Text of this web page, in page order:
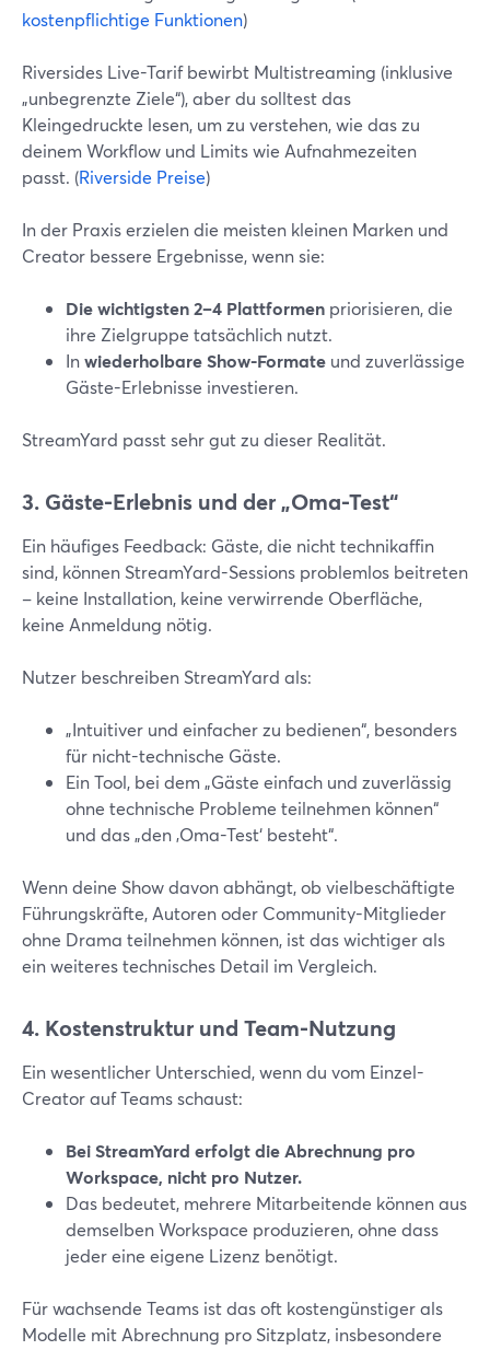
kostenpflichtige Funktionen)
Riversides Live-Tarif bewirbt Multistreaming (inklusive
„unbegrenzte Ziele“), aber du solltest das
Kleingedruckte lesen, um zu verstehen, wie das zu
deinem Workflow und Limits wie Aufnahmezeiten
passt. (Riverside Preise)
In der Praxis erzielen die meisten kleinen Marken und
Creator bessere Ergebnisse, wenn sie:
Die wichtigsten 2–4 Plattformen priorisieren, die
ihre Zielgruppe tatsächlich nutzt.
Inwiederholbare Show-Formate und zuverlässige
Gäste-Erlebnisse investieren.
StreamYard passt sehr gut zu dieser Realität.
3. Gäste-Erlebnis und der „Oma-Test“
Ein häufiges Feedback: Gäste, die nicht technikaffin
sind, können StreamYard-Sessions problemlos beitreten
– keine Installation, keine verwirrende Oberfläche,
keine Anmeldung nötig.
Nutzer beschreiben StreamYard als:
„Intuitiver und einfacher zu bedienen“, besonders
für nicht-technische Gäste.
Ein Tool, bei dem „Gäste einfach und zuverlässig
ohne technische Probleme teilnehmen können“
und das „den ‚Oma-Test‘ besteht“.
Wenn deine Show davon abhängt, ob vielbeschäftigte
Führungskräfte, Autoren oder Community-Mitglieder
ohne Drama teilnehmen können, ist das wichtiger als
ein weiteres technisches Detail im Vergleich.
4. Kostenstruktur und Team-Nutzung
Ein wesentlicher Unterschied, wenn du vom Einzel-
Creator auf Teams schaust:
Bei StreamYard erfolgt die Abrechnung pro
Workspace, nicht pro Nutzer.
Das bedeutet, mehrere Mitarbeitende können aus
demselben Workspace produzieren, ohne dass
jeder eine eigene Lizenz benötigt.
Für wachsende Teams ist das oft kostengünstiger als
Modelle mit Abrechnung pro Sitzplatz, insbesondere